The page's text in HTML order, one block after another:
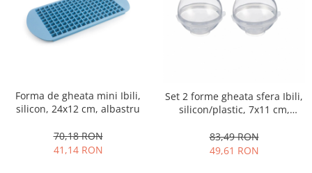
Farfurii
Scurgatoare vase
Cani
Cesti
Scrumiere
Forma de gheata mini Ibili,
silicon, 24x12 cm, albastru
70,18 RON
41,14 RON
Set 2 forme gheata sfera Ibili,
silicon/plastic, 7x11 cm,
83,49 RON
49,61 RON